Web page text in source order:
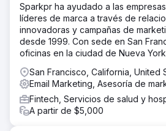
Sparkpr ha ayudado a las
líderes de marca a través de
innovadoras y campañas de
desde 1999. Con sede en San
oficinas en la ciudad de Nueva
San Francisco, California, United
Email Marketing, Asesoría de
Fintech, Servicios de salud y
A partir de $5,000